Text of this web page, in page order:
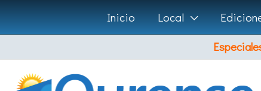
Ir
al
contenido
Inicio Local